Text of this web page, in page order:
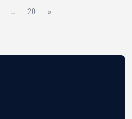
… 20 »